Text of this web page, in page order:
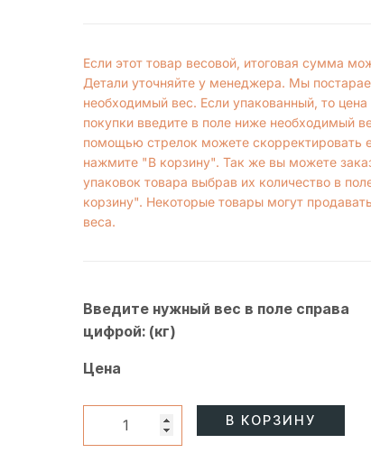
Если этот товар весовой, итоговая сумма
Детали уточняйте у менеджера. Мы
необходимый вес. Если упакованный, то
покупки введите в поле ниже необходимый
помощью стрелок можете скорректировать
нажмите "В корзину". Так же вы можете
упаковок товара выбрав их количество в
корзину". Некоторые товары могут
веса.
Введите нужный вес в поле справа
цифрой: (кг)
Цена
В КОРЗИНУ